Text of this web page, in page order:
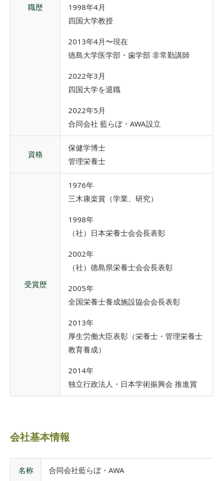
職歴
1998年4月
四国大学教授
2013年4月〜現在
徳島大学医学部・歯学部 非常勤講師
2022年3月
四国大学を退職
2022年5月
合同会社 藍らぼ・AWA設立
資格
保健学博士
管理栄養士
受賞歴
1976年
三木康楽賞（学業、研究）
1998年
（社）日本栄養士会会長表彰
2002年
（社）德島県栄養士会会長表彰
2005年
全国栄養士養成施設協会会長表彰
2013年
厚生労働大臣表彰（栄養士・管理栄養士
教育養成）
2014年
独立行政法人・日本学術振興会 推進賞
会社基本情報
名称 合同会社藍らぼ・AWA